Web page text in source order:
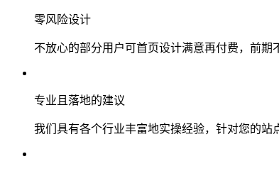
零风险设计
不放心的部分用户可首页设计满意再付费，前期
专业且落地的建议
我们具有各个行业丰富地实操经验，针对您的